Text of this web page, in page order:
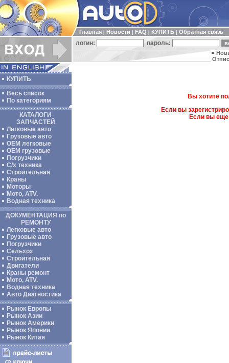
Главная Новости FAQ КУПИТЬ Обратная связь
логин: пароль:
КУПИТЬ
Весь список
По категориям
КАТАЛОГИ
ЗАПЧАСТЕЙ
Легковые авто
Грузовые авто
ОЕМ легковые
OEM грузовые
Погрузчики
С/х техника
Строительная
Краны
Моторы
Мото, ATV.
Водная техника
ДОКУМЕНТАЦИЯ по
РЕМОНТУ
Легковые авто
Грузовые авто
Погрузчики
Сельхоз
Строительная
Двигатели
Краны ремонт
Мото, ATV.
Водная техника
Авто Диагностика
Рынок Европы
Рынок Азии
Рынок Америки
Рынок Японии
Рынок Китая
Вы хотите
Если вы
Если вы еще